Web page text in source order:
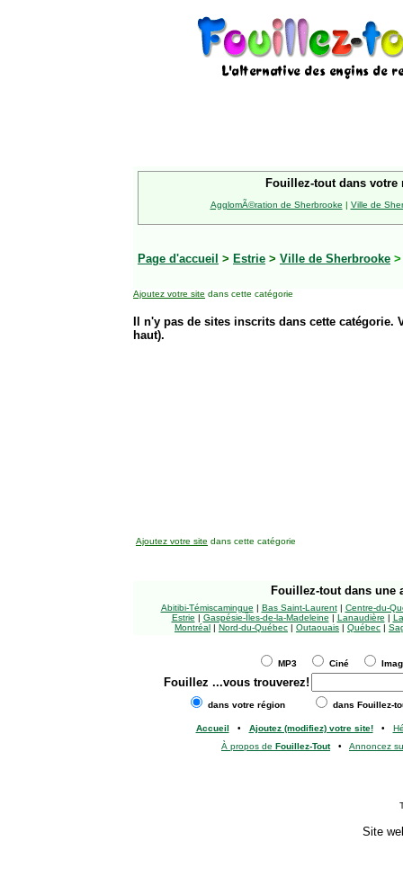
Fouillez-tout dans votre
AgglomÃ©ration de Sherbrooke | Ville de
Page d'accueil > Estrie > Ville de Sherbrooke
Ajoutez votre site dans cette catégorie
Il n'y pas de sites inscrits dans cette
haut).
Ajoutez votre site dans cette catégorie
Fouillez-tout dans une
Abitibi-Témiscamingue | Bas Saint-Laurent| Centre-du-
Estrie | Gaspésie-Îles-de-la-Madeleine | Lanaudière |
Montréal | Nord-du-Québec | Outaouais | Québec |
MP3 Ciné
Fouillez ...vous trouverez!
dans votre région dans Fouillez-
Accueil • Ajoutez (modifiez) votre site!•
À propos de Fouillez-Tout• Annoncez
Site